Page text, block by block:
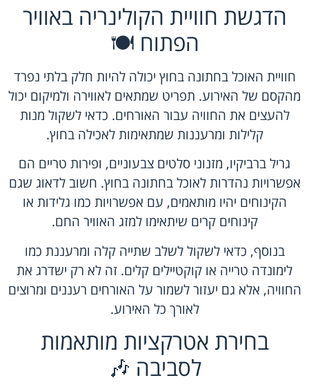
הדגשת חוויית הקולינריה באוויר
הפתוח 🍽️
חוויית האוכל בחתונה בחוץ יכולה להיות חלק בלתי נפרד
מהקסם של האירוע. תפריט שמתאים לאווירה ולמיקום יכול
להעצים את החוויה עבור האורחים. כדאי לשקול מנות
קלילות ומרעננות שמתאימות לאכילה בחוץ.
גריל ברביקיו, מזנוני סלטים צבעוניים, ופירות טריים הם
אפשרויות נהדרות לאוכל בחתונה בחוץ. חשוב לדאוג שגם
הקינוחים יהיו מותאמים, עם אפשרויות כמו גלידות או
קינוחים קרים שיתאימו למזג האוויר החם.
בנוסף, כדאי לשקול לשלב שתייה קלה ומרעננת כמו
לימונדה טרייה או קוקטיילים קלים. זה לא רק ישדרג את
החוויה, אלא גם יעזור לשמור על האורחים רעננים ומרוצים
לאורך כל האירוע.
בחירת אטרקציות מותאמות
לסביבה 🎶